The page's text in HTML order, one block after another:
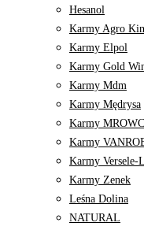
Hesanol
Karmy Agro
Karmy Elpol
Karmy Gold
Karmy Mdm
Karmy Mędrysa
Karmy
Karmy
Karmy Versele-
Karmy Zenek
Leśna Dolina
NATURAL